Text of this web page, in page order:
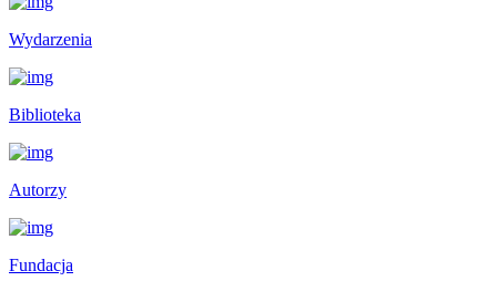
Wydarzenia
Biblioteka
Autorzy
Fundacja